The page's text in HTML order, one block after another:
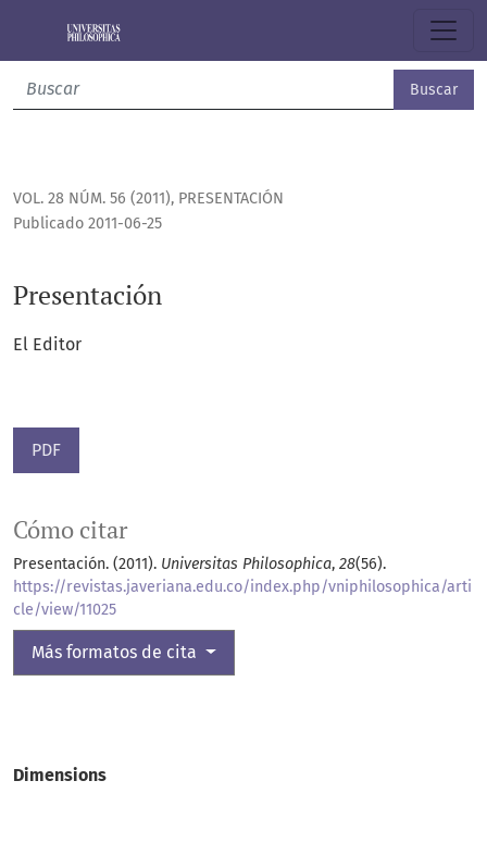
Buscar
VOL. 28 NÚM. 56 (2011), PRESENTACIÓN
Presentación
Publicado 2011-06-25
El Editor
PDF
Cómo citar
Presentación. (2011). Universitas Philosophica, 28(56).
https://revistas.javeriana.edu.co/index.php/vniphilosophica/arti
cle/view/11025
Más formatos de cita
Dimensions